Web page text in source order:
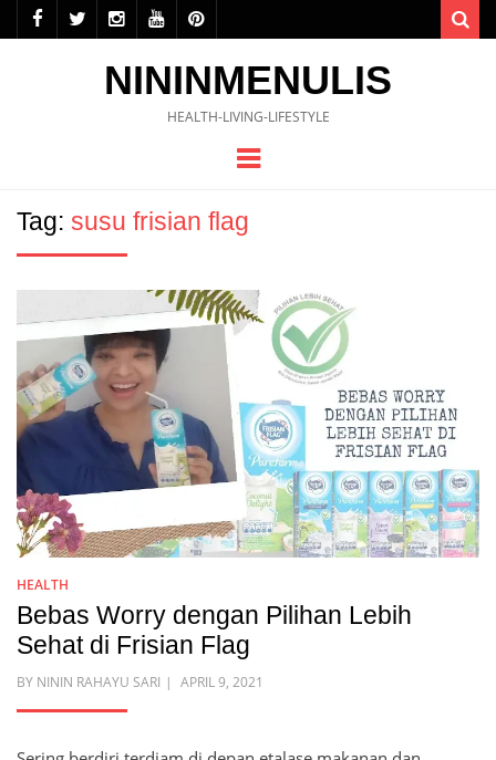
NININMENULIS
HEALTH-LIVING-LIFESTYLE
Menu
Tag: susu frisian flag
HEALTH
Bebas Worry dengan Pilihan Lebih
Sehat di Frisian Flag
BY NININ RAHAYU SARI
POSTED
APRIL 9, 2021